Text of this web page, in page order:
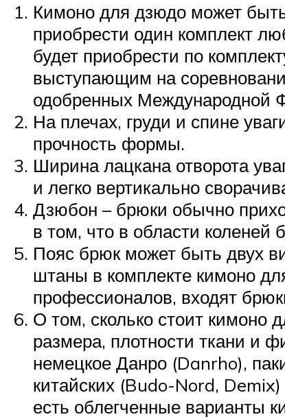
Кимоно для дзюдо может
приобрести один комплект
будет приобрести по
выступающим на
одобренных Международной
На плечах, груди и спине
прочность формы.
Ширина лацкана отворота
и легко вертикально
Дзюбон – брюки обычно
в том, что в области коленей
Пояс брюк может быть двух
штаны в комплекте кимоно
профессионалов, входят
О том, сколько стоит кимоно
размера, плотности ткани и
немецкое Данро (Danrho),
китайских (Budo-Nord,
есть облегченные варианты